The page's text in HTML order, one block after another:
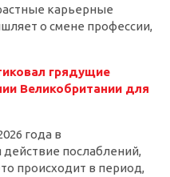
карьерные
о смене профессии,
грядущие
Великобритании для
года в
послаблений,
происходит в период,